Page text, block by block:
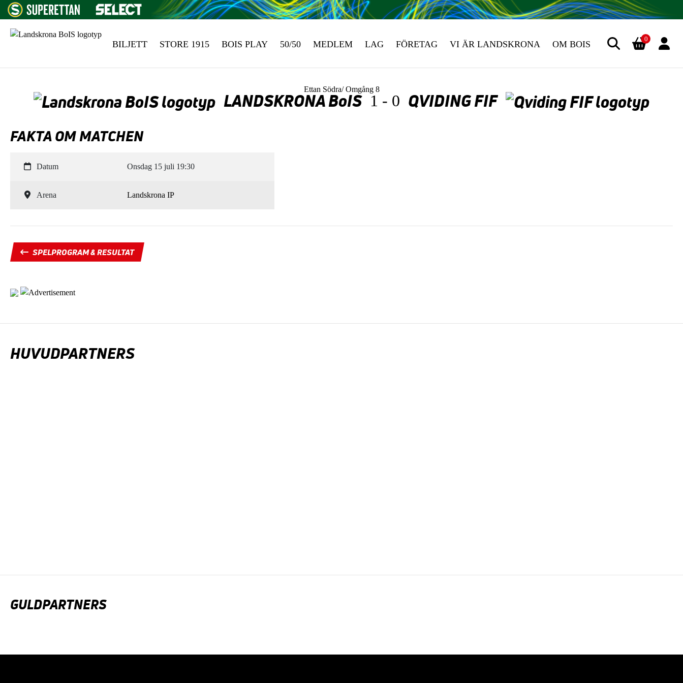
BILJETT STORE 1915 BOIS PLAY 50/50 MEDLEM LAG FÖRETAG VI ÄR LANDSKRONA OM BOIS
0
Ettan Södra/ Omgång 8
LANDSKRONA BoIS 1 - 0 QVIDING FIF
FAKTA OM MATCHEN
Datum Onsdag 15 juli 19:30
Arena Landskrona IP
SPELPROGRAM & RESULTAT
HUVUDPARTNERS
GULDPARTNERS